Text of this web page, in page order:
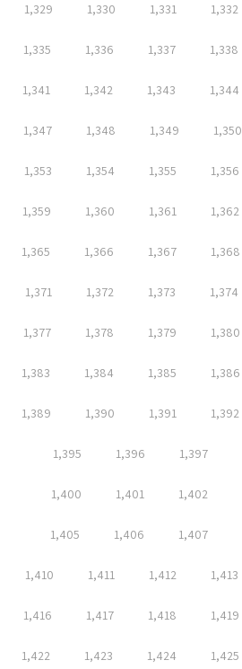
1,329 1,330 1,331 1,332
1,335 1,336 1,337 1,338
1,341 1,342 1,343 1,344
1,347 1,348 1,349 1,350
1,353 1,354 1,355 1,356
1,359 1,360 1,361 1,362
1,365 1,366 1,367 1,368
1,371 1,372 1,373 1,374
1,377 1,378 1,379 1,380
1,383 1,384 1,385 1,386
1,389 1,390 1,391 1,392
1,395 1,396 1,397
1,400 1,401 1,402
1,405 1,406 1,407
1,410 1,411 1,412 1,413
1,416 1,417 1,418 1,419
1,422 1,423 1,424 1,425